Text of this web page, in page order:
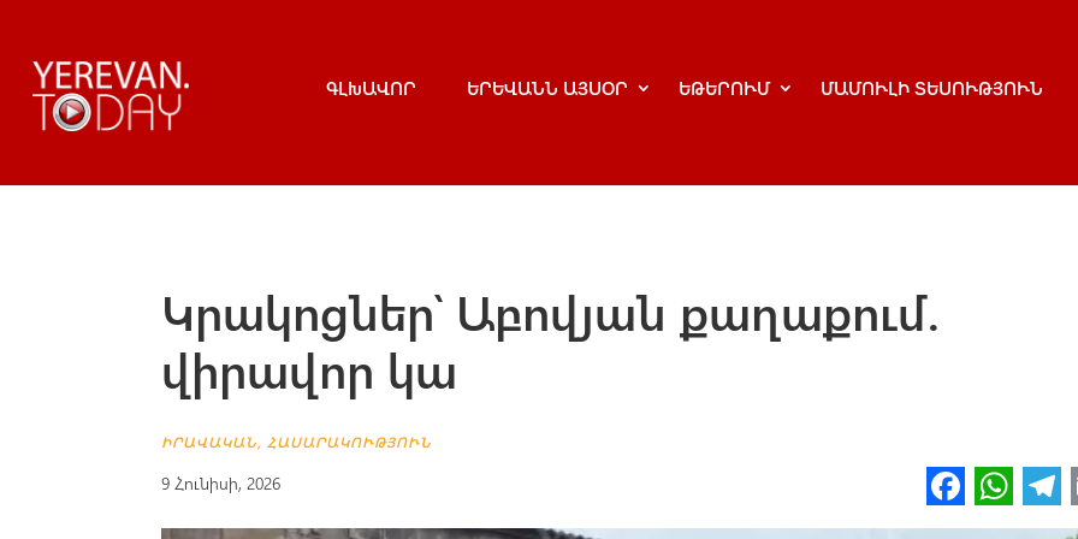
ԳԼԽԱՎՈՐ ԵՐԵՎԱՆՆ ԱՅՍՕՐ ԵԹԵՐՈՒՄ ՄԱՄՈՒԼԻ ՏԵՍՈՒԹՅՈՒՆ
Կրակոցներ՝ Աբովյան քաղաքում.
վիրավոր կա
ԻՐԱՎԱԿԱՆ, ՀԱՍԱՐԱԿՈՒԹՅՈՒՆ
9 Հունիսի, 2026 Fa
ce
W
h